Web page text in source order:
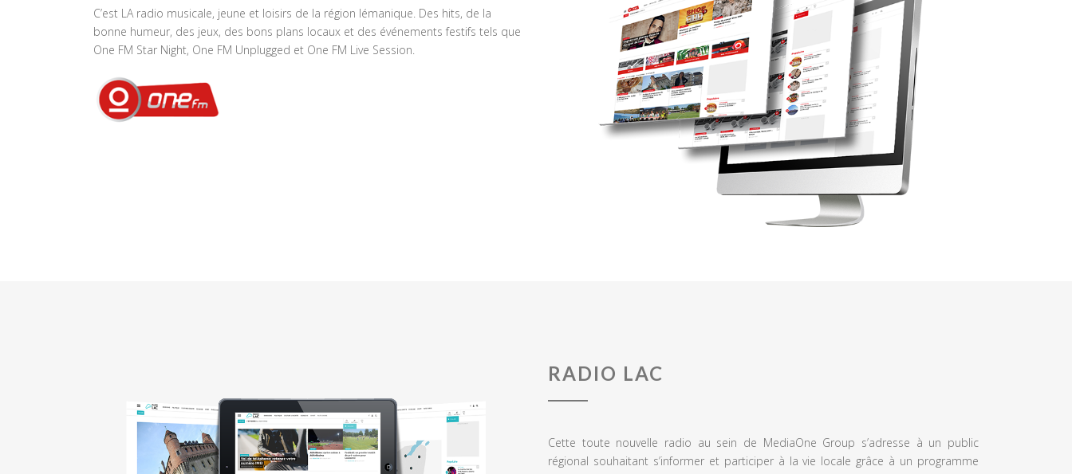
C’est LA radio musicale, jeune et loisirs de la région lémanique. Des hits, de la
bonne humeur, des jeux, des bons plans locaux et des événements festifs tels que
One FM Star Night, One FM Unplugged et One FM Live Session.
RADIO LAC
Cette toute nouvelle radio au sein de MediaOne Group s’adresse à un public
régional souhaitant s’informer et participer à la vie locale grâce à un programme